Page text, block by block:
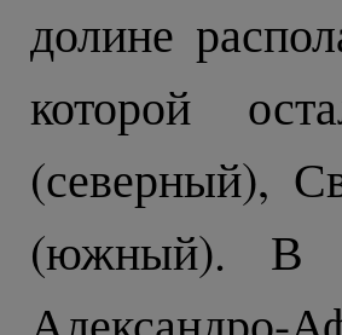
долине
которой
(северный),
(южный). В